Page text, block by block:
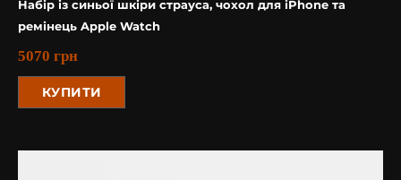
Набір із синьої шкіри страуса, чохол для iPhone та
ремінець Apple Watch
5070 грн
КУПИТИ